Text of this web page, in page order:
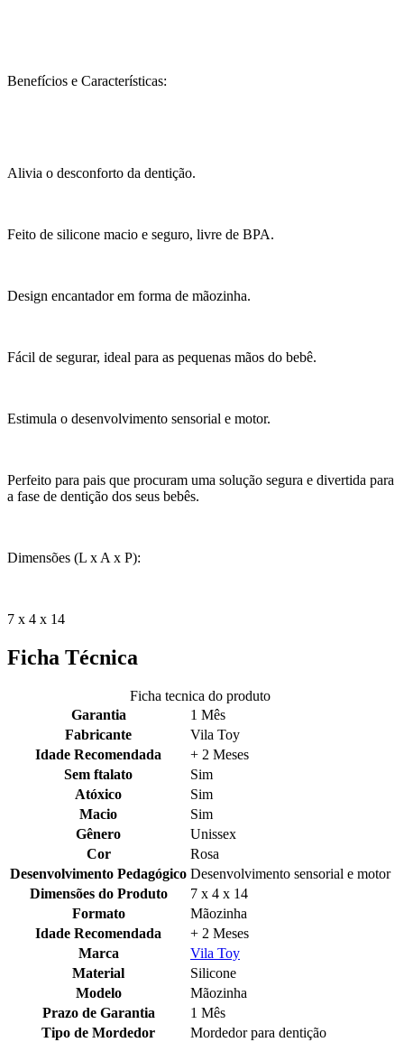
Benefícios e Características:
Alivia o desconforto da dentição.
Feito de silicone macio e seguro, livre de BPA.
Design encantador em forma de mãozinha.
Fácil de segurar, ideal para as pequenas mãos do bebê.
Estimula o desenvolvimento sensorial e motor.
Perfeito para pais que procuram uma solução segura e divertida para
a fase de dentição dos seus bebês.
Dimensões (L x A x P):
7 x 4 x 14
Ficha Técnica
Ficha tecnica do produto
Garantia
1 Mês
Fabricante
Vila Toy
Idade Recomendada
+ 2 Meses
Sem ftalato
Sim
Atóxico
Sim
Macio
Sim
Gênero
Unissex
Cor
Rosa
Desenvolvimento Pedagógico Desenvolvimento sensorial e motor
Dimensões do Produto
7 x 4 x 14
Formato
Mãozinha
Idade Recomendada
+ 2 Meses
Marca
Vila Toy
Material
Silicone
Modelo
Mãozinha
Prazo de Garantia
1 Mês
Tipo de Mordedor
Mordedor para dentição